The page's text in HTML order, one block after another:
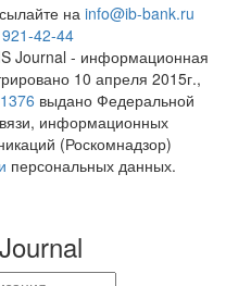
на info@ib-bank.ru
42-44
Journal - информационная
10 апреля 2015г.,
выдано Федеральной
информационных
(Роскомнадзор)
персональных данных.